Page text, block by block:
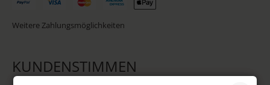
Weitere Zahlungsmöglichkeiten
KUNDENSTIMMEN